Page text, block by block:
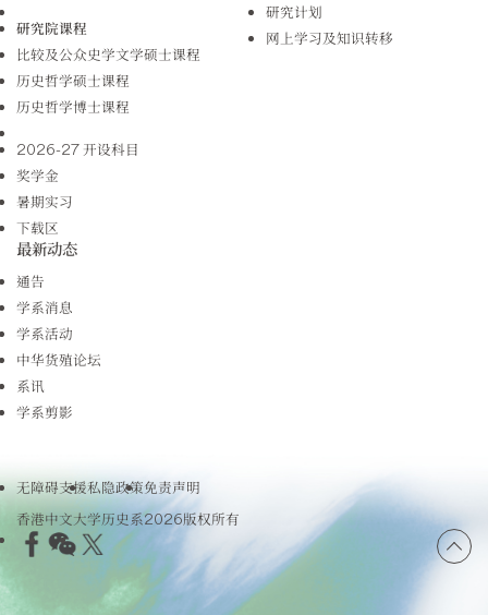
研究院课程
比较及公众史学文学硕士课程
历史哲学硕士课程
历史哲学博士课程
2026-27 开设科目
奖学金
暑期实习
下载区
研究计划
网上学习及知识转移
最新动态
通告
学系消息
学系活动
中华货殖论坛
系讯
学系剪影
无障碍支援私隐政策免责声明
香港中文大学历史系2026版权所有